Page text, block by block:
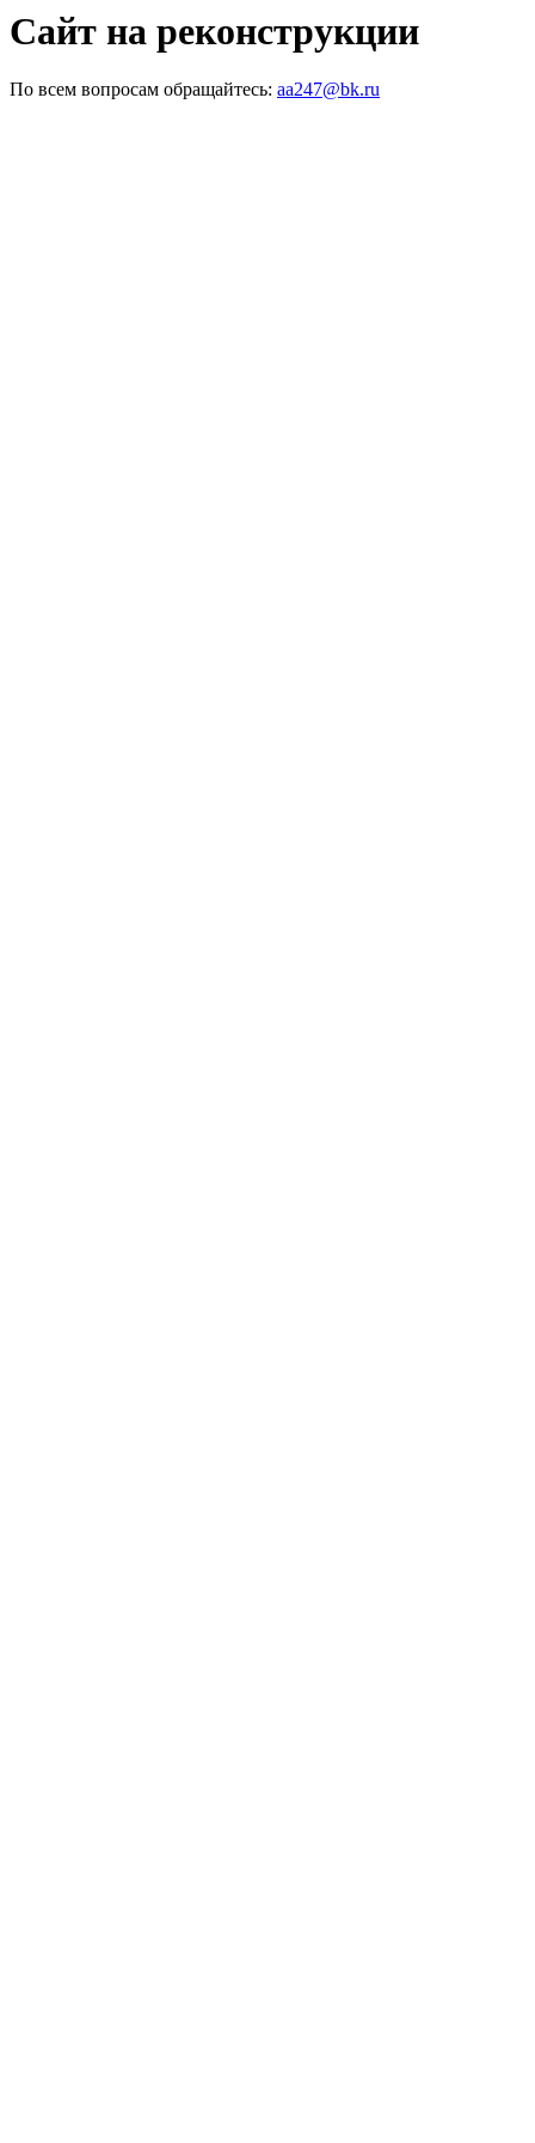
Сайт на реконструкции
По всем вопросам обращайтесь: aa247@bk.ru